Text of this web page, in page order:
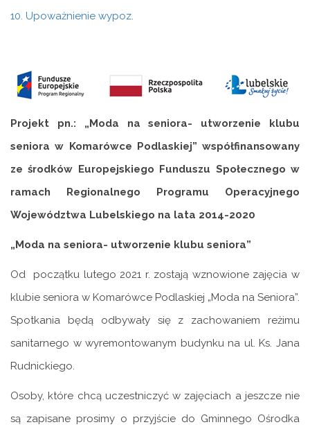
10. Upoważnienie wypoz.
Projekt pn.: „Moda na seniora- utworzenie klubu
seniora w Komarówce Podlaskiej” współfinansowany
ze środków Europejskiego Funduszu Społecznego w
ramach Regionalnego Programu Operacyjnego
Województwa Lubelskiego na lata 2014-2020
„Moda na seniora- utworzenie klubu seniora”
Od początku lutego 2021 r. zostają wznowione zajęcia w
klubie seniora w Komarówce Podlaskiej „Moda na Seniora”.
Spotkania będą odbywały się z zachowaniem reżimu
sanitarnego w wyremontowanym budynku na ul. Ks. Jana
Rudnickiego.
Osoby, które chcą uczestniczyć w zajęciach a jeszcze nie
są zapisane prosimy o przyjście do Gminnego Ośrodka